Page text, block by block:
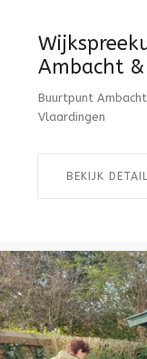
Ambacht
Buurtpunt
Vlaardingen
BEKIJK DETAIL